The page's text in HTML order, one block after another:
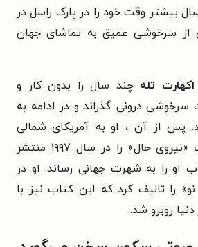
بیشتر وقت خود را در پارک راسل در
از سرخوشی عمیق به تماشای جهان
اکهارت تله چند سال را بدون کار و
سرخوشی درونی گذراند و در ادامه به
پس از آن ، او به آمریکای شمالی
مهاجرت کرد و کتاب «نیروی حال» را در سال ۱۹۹۷ منتشر
او را به شهرت جهانی رساند. او در
را تالیف کرد که این کتاب نیز با
روبرو شد.